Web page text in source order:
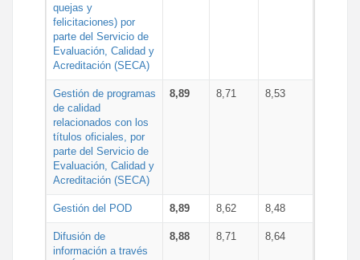
quejas y
felicitaciones) por
parte del Servicio de
Evaluación, Calidad y
Acreditación (SECA)
Gestión de programas
de calidad
relacionados con los
títulos oficiales, por
parte del Servicio de
Evaluación, Calidad y
Acreditación (SECA)
8,89 8,71 8,53
Gestión del POD 8,89 8,62 8,48
Difusión de
información a través
8,88 8,71 8,64